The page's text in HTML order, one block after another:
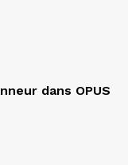
dans OPUS